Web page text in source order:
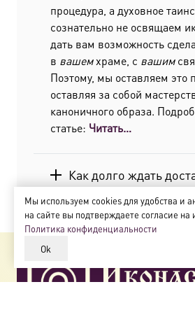
процедура, а духовное
сознательно не освящаем
дать вам возможность
в вашемхраме, с вашим
Поэтому, мы оставляем это
оставляя за собой
каноничного образа.
статье: Читать…
Как долго ждать
Мы используем cookies для удобства и
на сайте вы подтверждаете согласие на
Политика конфиденциальности
Ok